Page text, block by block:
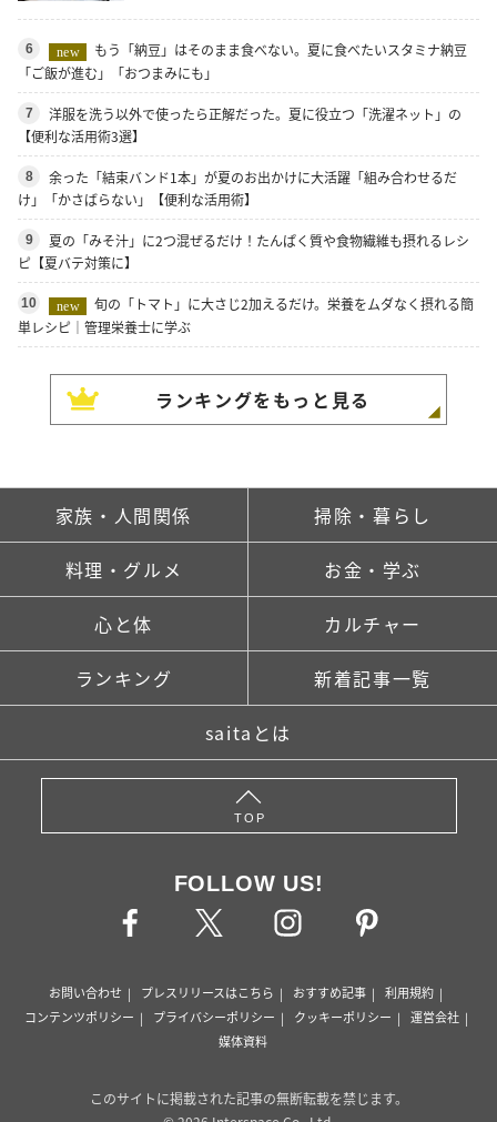
6 new
もう「納豆」はそのまま食べない。夏に食べたいスタミナ納豆
「ご飯が進む」「おつまみにも」
7
洋服を洗う以外で使ったら正解だった。夏に役立つ「洗濯ネット」の
【便利な活用術3選】
8
余った「結束バンド1本」が夏のお出かけに大活躍「組み合わせるだ
け」「かさばらない」【便利な活用術】
9
夏の「みそ汁」に2つ混ぜるだけ！たんぱく質や食物繊維も摂れるレシ
ピ【夏バテ対策に】
10 new
旬の「トマト」に大さじ2加えるだけ。栄養をムダなく摂れる簡
単レシピ｜管理栄養士に学ぶ
ランキングをもっと見る
家族・人間関係 掃除・暮らし
料理・グルメ お金・学ぶ
心と体 カルチャー
ランキング 新着記事一覧
saitaとは
TOP
FOLLOW US!
お問い合わせ プレスリリースはこちら おすすめ記事
利用規約
コンテンツポリシー
プライバシーポリシー クッキーポリシー
運営会社
媒体資料
このサイトに掲載された記事の無断転載を禁じます。